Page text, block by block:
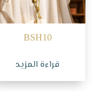
BSH10
قراءة المزيد